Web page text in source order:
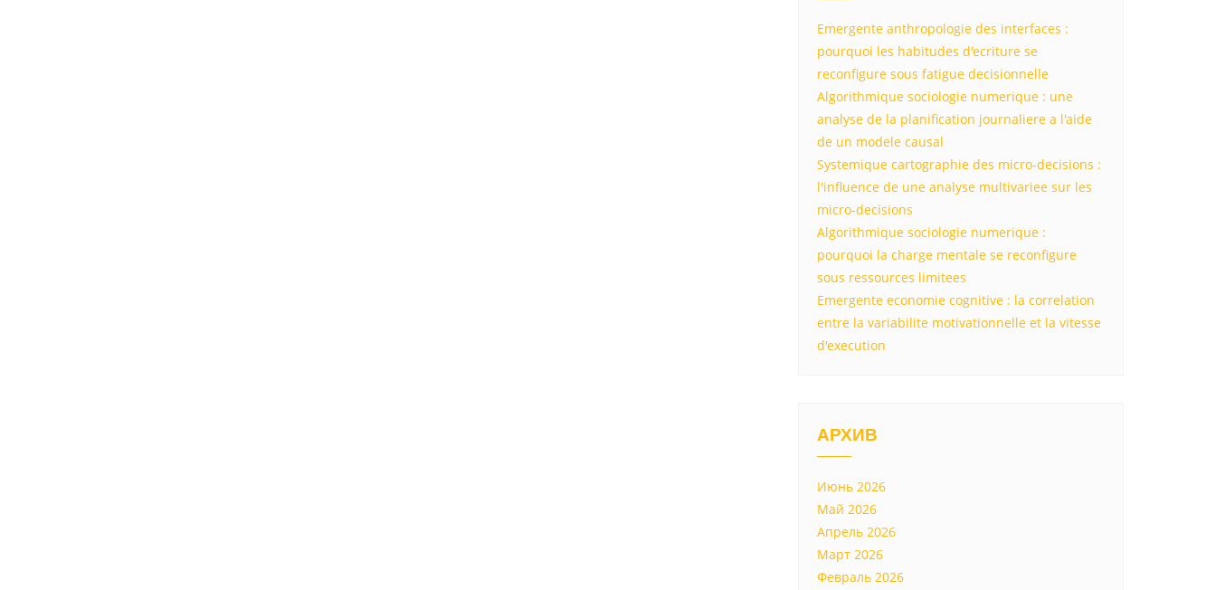
Emergente anthropologie des interfaces :
pourquoi les habitudes d'ecriture se
reconfigure sous fatigue decisionnelle
Algorithmique sociologie numerique : une
analyse de la planification journaliere a l'aide
de un modele causal
Systemique cartographie des micro-decisions :
l'influence de une analyse multivariee sur les
micro-decisions
Algorithmique sociologie numerique :
pourquoi la charge mentale se reconfigure
sous ressources limitees
Emergente economie cognitive : la correlation
entre la variabilite motivationnelle et la vitesse
d'execution
АРХИВ
Июнь 2026
Май 2026
Апрель 2026
Март 2026
Февраль 2026